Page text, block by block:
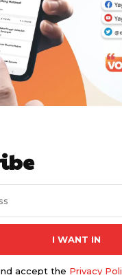
I WANT IN
accept the Privacy